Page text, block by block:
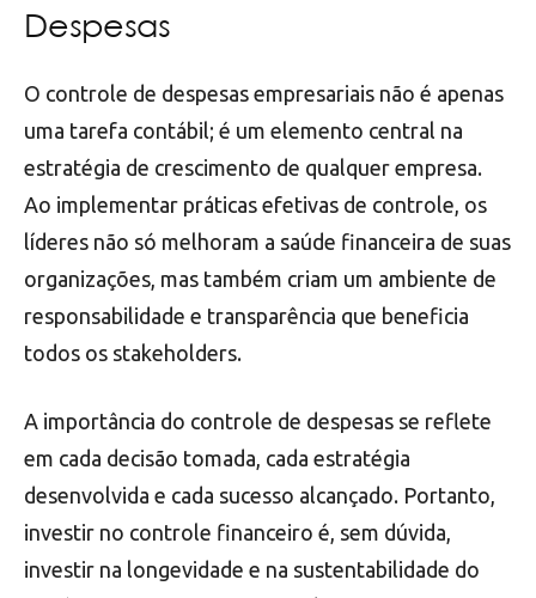
Despesas
O controle de despesas empresariais não é apenas
uma tarefa contábil; é um elemento central na
estratégia de crescimento de qualquer empresa.
Ao implementar práticas efetivas de controle, os
líderes não só melhoram a saúde financeira de suas
organizações, mas também criam um ambiente de
responsabilidade e transparência que beneficia
todos os stakeholders.
A importância do controle de despesas se reflete
em cada decisão tomada, cada estratégia
desenvolvida e cada sucesso alcançado. Portanto,
investir no controle financeiro é, sem dúvida,
investir na longevidade e na sustentabilidade do